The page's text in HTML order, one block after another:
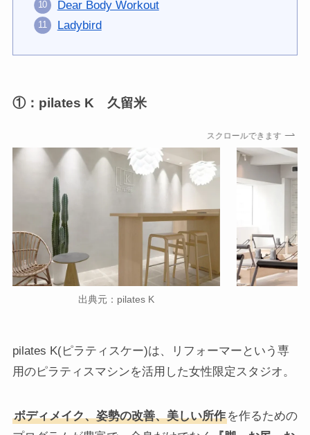
Dear Body Workout
Ladybird
①：pilates K 久留米
スクロールできます
出典元：pilates K
pilates K(ピラティスケー)は、リフォーマーという専
用のピラティスマシンを活用した女性限定スタジオ。
ボディメイク、姿勢の改善、美しい所作を作るための